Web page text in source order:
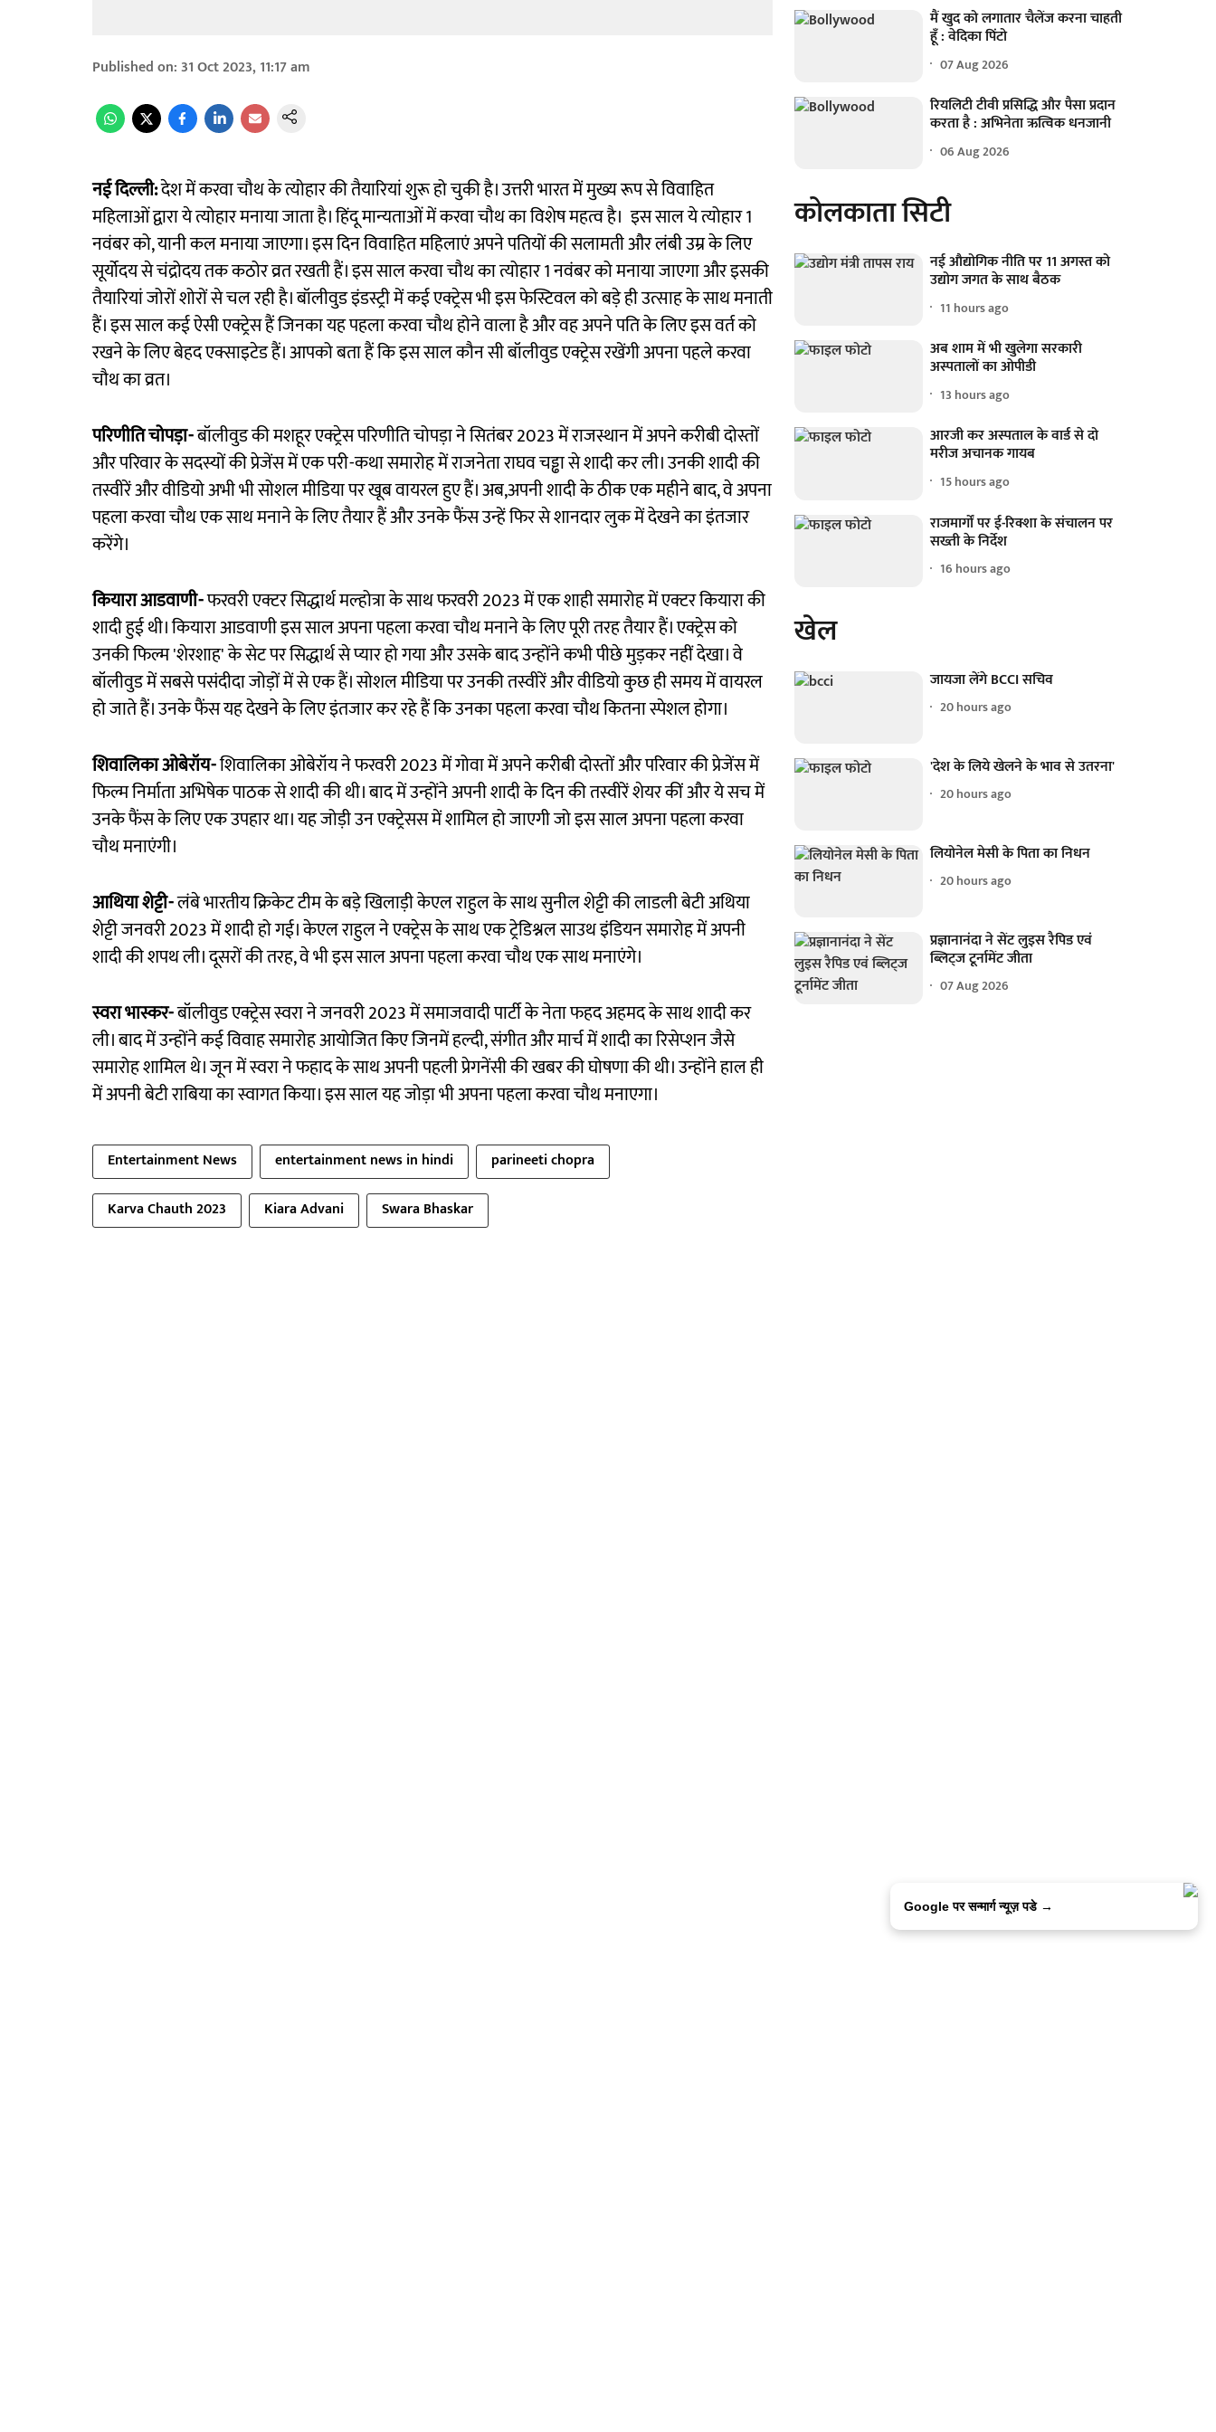
Published on:31 Oct 2023, 11:17 am
नई दिल्ली:देश में करवा चौथ के त्योहार की तैयारियां शुरू हो चुकी है। उत्तरी भारत में मुख्य रूप से विवाहित
महिलाओं द्वारा ये त्योहार मनाया जाता है। हिंदू मान्यताओं में करवा चौथ का विशेष महत्व है। इस साल ये त्योहार 1
नवंबर को, यानी कल मनाया जाएगा। इस दिन विवाहित महिलाएं अपने पतियों की सलामती और लंबी उम्र के लिए
सूर्योदय से चंद्रोदय तक कठोर व्रत रखती हैं। इस साल करवा चौथ का त्योहार 1 नवंबर को मनाया जाएगा और इसकी
तैयारियां जोरों शोरों से चल रही है। बॉलीवुड इंडस्ट्री में कई एक्ट्रेस भी इस फेस्टिवल को बड़े ही उत्साह के साथ मनाती
हैं। इस साल कई ऐसी एक्ट्रेस हैं जिनका यह पहला करवा चौथ होने वाला है और वह अपने पति के लिए इस वर्त को
रखने के लिए बेहद एक्साइटेड हैं। आपको बता हैं कि इस साल कौन सी बॉलीवुड एक्ट्रेस रखेंगी अपना पहले करवा
चौथ का व्रत।
परिणीति चोपड़ा-बॉलीवुड की मशहूर एक्ट्रेस परिणीति चोपड़ा ने सितंबर 2023 में राजस्थान में अपने करीबी दोस्तों
और परिवार के सदस्यों की प्रेजेंस में एक परी-कथा समारोह में राजनेता राघव चड्ढा से शादी कर ली। उनकी शादी की
तस्वीरें और वीडियो अभी भी सोशल मीडिया पर खूब वायरल हुए हैं। अब,अपनी शादी के ठीक एक महीने बाद, वे अपना
पहला करवा चौथ एक साथ मनाने के लिए तैयार हैं और उनके फैंस उन्हें फिर से शानदार लुक में देखने का इंतजार
करेंगे।
कियारा आडवाणी-फरवरी एक्टर सिद्धार्थ मल्होत्रा के साथ फरवरी 2023 में एक शाही समारोह में एक्टर कियारा की
शादी हुई थी। कियारा आडवाणी इस साल अपना पहला करवा चौथ मनाने के लिए पूरी तरह तैयार हैं। एक्ट्रेस को
उनकी फिल्म 'शेरशाह' के सेट पर सिद्धार्थ से प्यार हो गया और उसके बाद उन्होंने कभी पीछे मुड़कर नहीं देखा। वे
बॉलीवुड में सबसे पसंदीदा जोड़ों में से एक हैं। सोशल मीडिया पर उनकी तस्वीरें और वीडियो कुछ ही समय में वायरल
हो जाते हैं। उनके फैंस यह देखने के लिए इंतजार कर रहे हैं कि उनका पहला करवा चौथ कितना स्पेशल होगा।
शिवालिका ओबेरॉय-शिवालिका ओबेरॉय ने फरवरी 2023 में गोवा में अपने करीबी दोस्तों और परिवार की प्रेजेंस में
फिल्म निर्माता अभिषेक पाठक से शादी की थी। बाद में उन्होंने अपनी शादी के दिन की तस्वीरें शेयर कीं और ये सच में
उनके फैंस के लिए एक उपहार था। यह जोड़ी उन एक्ट्रेसस में शामिल हो जाएगी जो इस साल अपना पहला करवा
चौथ मनाएंगी।
आथिया शेट्टी-लंबे भारतीय क्रिकेट टीम के बड़े खिलाड़ी केएल राहुल के साथ सुनील शेट्टी की लाडली बेटी अथिया
शेट्टी जनवरी 2023 में शादी हो गई। केएल राहुल ने एक्ट्रेस के साथ एक ट्रेडिश्नल साउथ इंडियन समारोह में अपनी
शादी की शपथ ली। दूसरों की तरह, वे भी इस साल अपना पहला करवा चौथ एक साथ मनाएंगे।
स्वरा भास्कर-बॉलीवुड एक्ट्रेस स्वरा ने जनवरी 2023 में समाजवादी पार्टी के नेता फहद अहमद के साथ शादी कर
ली। बाद में उन्होंने कई विवाह समारोह आयोजित किए जिनमें हल्दी, संगीत और मार्च में शादी का रिसेप्शन जैसे
समारोह शामिल थे। जून में स्वरा ने फहाद के साथ अपनी पहली प्रेगनेंसी की खबर की घोषणा की थी। उन्होंने हाल ही
में अपनी बेटी राबिया का स्वागत किया। इस साल यह जोड़ा भी अपना पहला करवा चौथ मनाएगा।
Entertainment News entertainment news in hindi
parineeti chopra
Karva Chauth 2023
Kiara Advani Swara Bhaskar
मैं खुद को लगातार चैलेंज करना चाहती
हूँ : वेदिका पिंटो
07 Aug 2026
रियलिटी टीवी प्रसिद्धि और पैसा प्रदान
करता है : अभिनेता ऋत्विक धनजानी
06 Aug 2026
कोलकाता सिटी
नई औद्योगिक नीति पर 11 अगस्त को
उद्योग जगत के साथ बैठक
11 hours ago
अब शाम में भी खुलेगा सरकारी
अस्पतालों का ओपीडी
13 hours ago
आरजी कर अस्पताल के वार्ड से दो
मरीज अचानक गायब
15 hours ago
राजमार्गों पर ई-रिक्शा के संचालन पर
सख्ती के निर्देश
16 hours ago
खेल
जायजा लेंगे BCCI सचिव
20 hours ago
'देश के लिये खेलने के भाव से उतरना'
20 hours ago
लियोनेल मेसी के पिता का निधन
20 hours ago
प्रज्ञानानंदा ने सेंट लुइस रैपिड एवं
ब्लिट्ज टूर्नामेंट जीता
07 Aug 2026
Google पर सन्मार्ग न्यूज़ पडे →